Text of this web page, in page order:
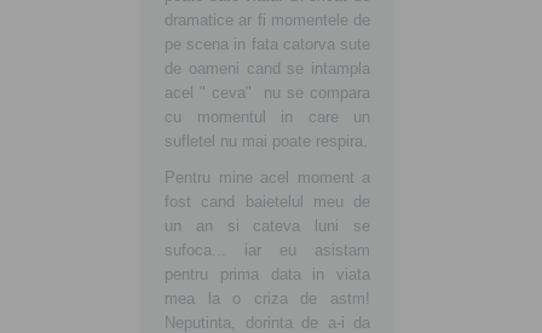
dramatice ar fi momentele de
pe scena in fata catorva sute
de oameni cand se intampla
acel " ceva" nu se compara
cu momentul in care un
sufletel nu mai poate respira.
Pentru mine acel moment a
fost cand baietelul meu de
un an si cateva luni se
sufoca... iar eu asistam
pentru prima data in viata
mea la o criza de astm!
Neputinta, dorinta de a-i da